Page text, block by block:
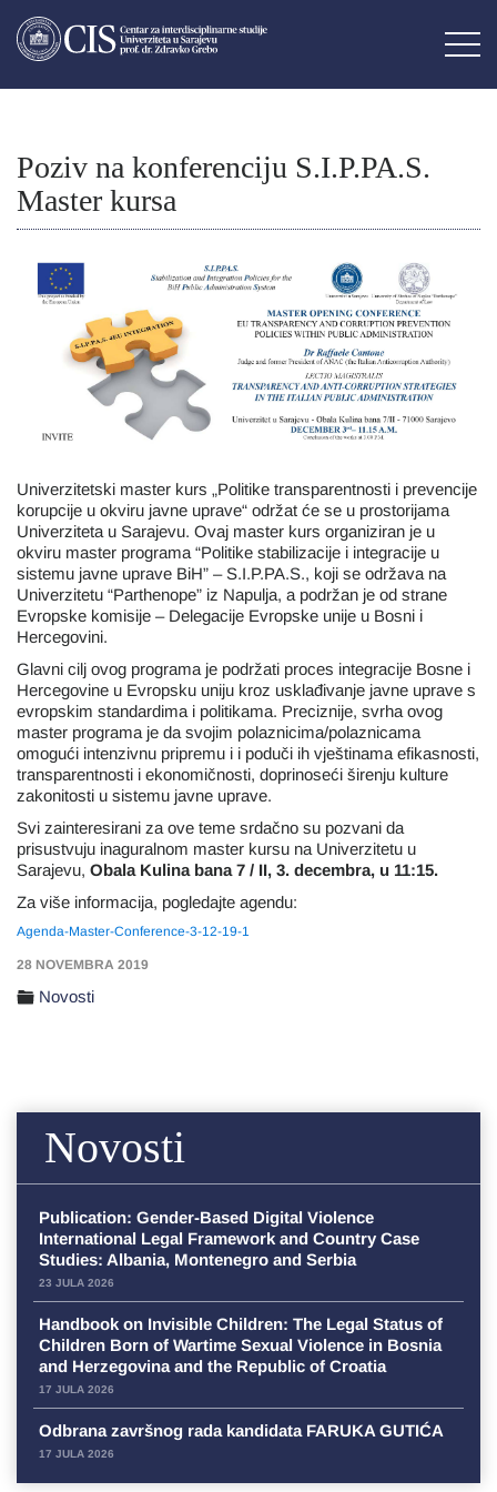
Poziv na konferenciju S.I.P.PA.S.
Master kursa
Univerzitetski master kurs „Politike transparentnosti i prevencije
korupcije u okviru javne uprave“ održat će se u prostorijama
Univerziteta u Sarajevu. Ovaj master kurs organiziran je u
okviru master programa “Politike stabilizacije i integracije u
sistemu javne uprave BiH” – S.I.P.PA.S., koji se održava na
Univerzitetu “Parthenope” iz Napulja, a podržan je od strane
Evropske komisije – Delegacije Evropske unije u Bosni i
Hercegovini.
Glavni cilj ovog programa je podržati proces integracije Bosne i
Hercegovine u Evropsku uniju kroz usklađivanje javne uprave s
evropskim standardima i politikama. Preciznije, svrha ovog
master programa je da svojim polaznicima/polaznicama
omogući intenzivnu pripremu i i poduči ih vještinama efikasnosti,
transparentnosti i ekonomičnosti, doprinoseći širenju kulture
zakonitosti u sistemu javne uprave.
Svi zainteresirani za ove teme srdačno su pozvani da
prisustvuju inaguralnom master kursu na Univerzitetu u
Sarajevu, Obala Kulina bana 7 / II, 3. decembra, u 11:15.
Za više informacija, pogledajte agendu:
Agenda-Master-Conference-3-12-19-1
28 NOVEMBRA 2019
Novosti
Novosti
Publication: Gender-Based Digital Violence
International Legal Framework and Country Case
Studies: Albania, Montenegro and Serbia
23 JULA 2026
Handbook on Invisible Children: The Legal Status of
Children Born of Wartime Sexual Violence in Bosnia
and Herzegovina and the Republic of Croatia
17 JULA 2026
Odbrana završnog rada kandidata FARUKA GUTIĆA
17 JULA 2026